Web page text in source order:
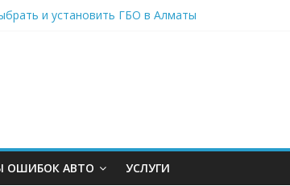
и установить ГБО в Алматы
ОШИБОК АВТО УСЛУГИ